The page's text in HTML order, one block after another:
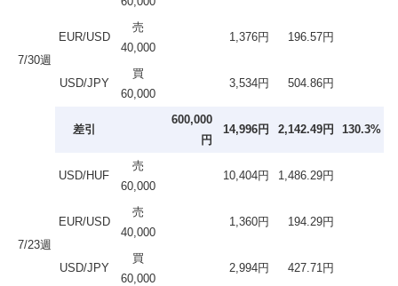
7/30週
EUR/USD
売
40,000
1,376円 196.57円
USD/JPY
買
60,000
3,534円 504.86円
差引
600,000
円
14,996円 2,142.49円 130.3%
7/23週
USD/HUF
売
60,000
10,404円 1,486.29円
EUR/USD
売
40,000
1,360円 194.29円
USD/JPY
買
60,000
2,994円 427.71円